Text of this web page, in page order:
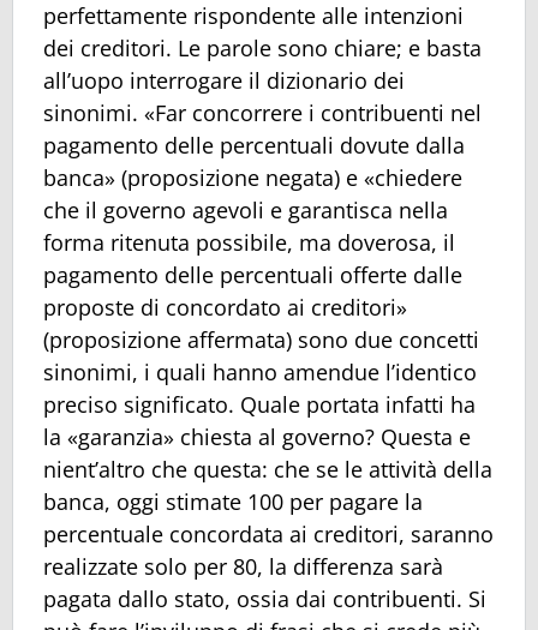
perfettamente rispondente alle intenzioni
dei creditori. Le parole sono chiare; e basta
all’uopo interrogare il dizionario dei
sinonimi. «Far concorrere i contribuenti nel
pagamento delle percentuali dovute dalla
banca» (proposizione negata) e «chiedere
che il governo agevoli e garantisca nella
forma ritenuta possibile, ma doverosa, il
pagamento delle percentuali offerte dalle
proposte di concordato ai creditori»
(proposizione affermata) sono due concetti
sinonimi, i quali hanno amendue l’identico
preciso significato. Quale portata infatti ha
la «garanzia» chiesta al governo? Questa e
nient’altro che questa: che se le attività della
banca, oggi stimate 100 per pagare la
percentuale concordata ai creditori, saranno
realizzate solo per 80, la differenza sarà
pagata dallo stato, ossia dai contribuenti. Si